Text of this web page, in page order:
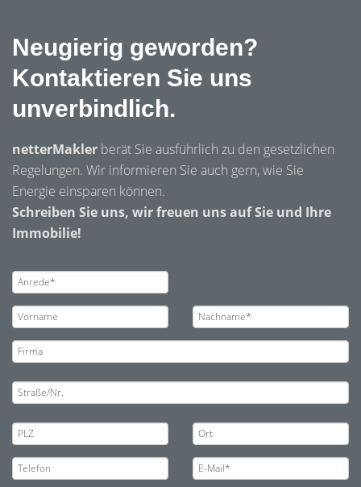
Neugierig geworden?
Kontaktieren Sie uns
unverbindlich.
netterMakler berät Sie ausführlich zu den gesetzlichen
Regelungen. Wir informieren Sie auch gern, wie Sie
Energie einsparen können.
Schreiben Sie uns, wir freuen uns auf Sie und Ihre
Immobilie!